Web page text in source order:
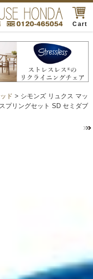
Cart
ド > シモンズ リュクス マッ
プリングセット SD セミダブ